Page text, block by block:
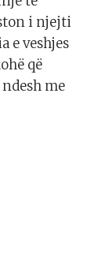
i njejti
e veshjes
që
me